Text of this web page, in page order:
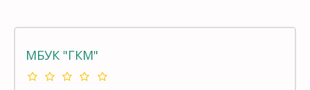
МБУК "ГКМ"